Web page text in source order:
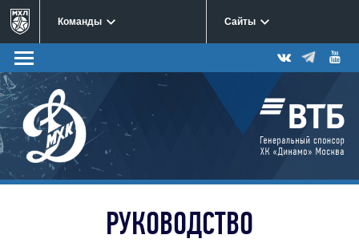
Команды Сайты
РУКОВОДСТВО